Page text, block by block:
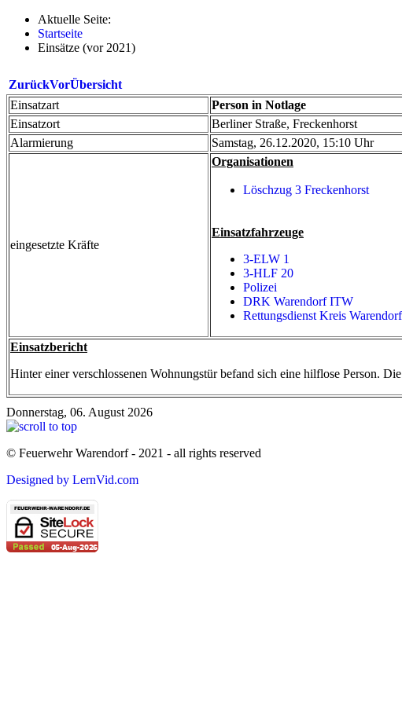
Aktuelle Seite:
Startseite
Einsätze (vor 2021)
ZurückVorÜbersicht
Einsatzart
Person in Notlage
Einsatzort
Berliner Straße, Freckenhorst
Alarmierung
Samstag, 26.12.2020, 15:10 Uhr
eingesetzte Kräfte
Organisationen
Löschzug 3 Freckenhorst
Einsatzfahrzeuge
3-ELW 1
3-HLF 20
Polizei
DRK Warendorf ITW
Rettungsdienst Kreis
Einsatzbericht
Hinter einer verschlossenen Wohnungstür befand sich eine hilflose Person.
Donnerstag, 06. August 2026
© Feuerwehr Warendorf - 2021 - all rights reserved
Designed by LernVid.com